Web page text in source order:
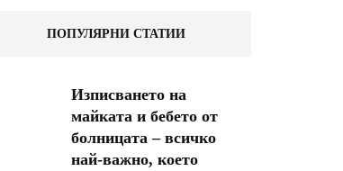
ПОПУЛЯРНИ СТАТИИ
Изписването на
майката и бебето от
болницата – всичко
най-важно, което